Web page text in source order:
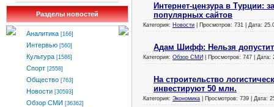
Разделы новостей
Аналитика [166]
Интервью [560]
Культура [1586]
Спорт [2558]
Общество [763]
Новости [30593]
Обзор СМИ [36362]
Интернет-цензура в Турции:
популярных сайтов
Категория: Новости | Просмотров: 731 | Дата:
Адам Шифф: Нельзя
Категория: Обзор СМИ | Просмотров: 747 | Дата:
На строительство
инвестируют 50 млн.
Категория: Экономика | Просмотров: 739 | Дата: